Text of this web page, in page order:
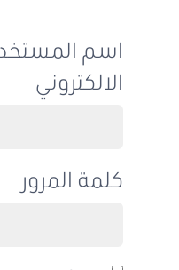
اسم المستخدم
الالكتروني
كلمة المرور